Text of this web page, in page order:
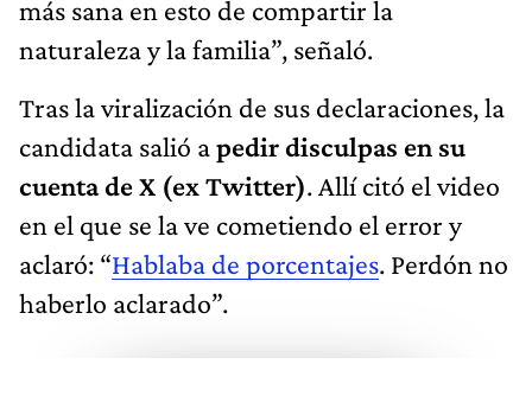
más sana en esto de compartir la
naturaleza y la familia”, señaló.
Tras la viralización de sus declaraciones, la
candidata salió apedir disculpas en su
cuenta de X (ex Twitter). Allí citó el video
en el que se la ve cometiendo el error y
aclaró: “Hablaba de porcentajes. Perdón no
haberlo aclarado”.